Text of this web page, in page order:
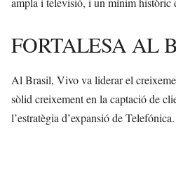
FORTALESA AL
Al Brasil, Vivo va liderar el
sòlid creixement en la captació de
l’estratègia d’expansió de Telefónica.